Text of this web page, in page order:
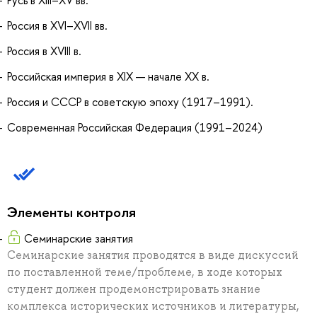
Россия в XVI–XVII вв.
Россия в XVIII в.
Российская империя в XIX — начале ХХ в.
Россия и СССР в советскую эпоху (1917–1991).
Современная Российская Федерация (1991–2024)
Элементы контроля
Семинарские занятия
Семинарские занятия проводятся в виде дискуссий
по поставленной теме/проблеме, в ходе которых
студент должен продемонстрировать знание
комплекса исторических источников и литературы,